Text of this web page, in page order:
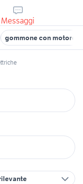
Messaggi
gommone con motore